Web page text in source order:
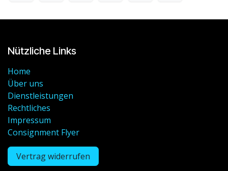
Nützliche Links
Home
Über uns
Dienstleistungen
Rechtliches
Impressum
Consignment Flyer
Vertrag widerrufen